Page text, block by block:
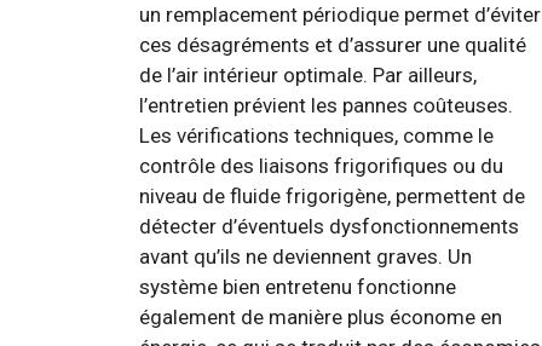
un remplacement périodique permet d’éviter
ces désagréments et d’assurer une qualité
de l’air intérieur optimale. Par ailleurs,
l’entretien prévient les pannes coûteuses.
Les vérifications techniques, comme le
contrôle des liaisons frigorifiques ou du
niveau de fluide frigorigène, permettent de
détecter d’éventuels dysfonctionnements
avant qu’ils ne deviennent graves. Un
système bien entretenu fonctionne
également de manière plus économe en